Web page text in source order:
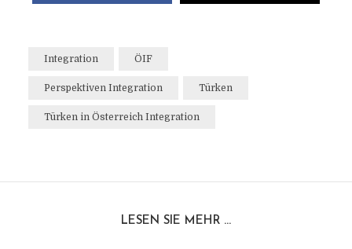
Integration ÖIF
Perspektiven Integration Türken
Türken in Österreich Integration
LESEN SIE MEHR ...